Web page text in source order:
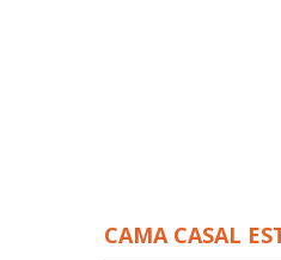
CAMA CASAL